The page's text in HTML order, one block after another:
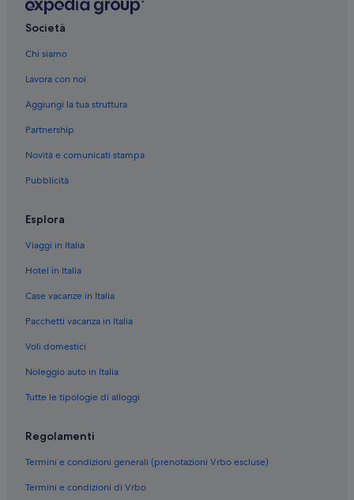
Levo: Guest house
Vezzo: Residence
Vezzo: Agriturismi
Campino: Ostelli
Campino: Ville
Alpino: Ville
Stresa: Lodge
Stresa: Campeggi
Stresa: Ville
Stresa: Case private in affitto
Stresa: Resort
Stresa: Affittacamere
Stresa: B&B
Isola dei Pescatori: B&B
Stazione di Stresa: Residence
Stazione di Stresa: B&B
Società
Chi siamo
Lavora con noi
Aggiungi la tua struttura
Partnership
Novità e comunicati stampa
Pubblicità
Esplora
Viaggi in Italia
Hotel in Italia
Case vacanze in Italia
Pacchetti vacanza in Italia
Voli domestici
Noleggio auto in Italia
Tutte le tipologie di alloggi
Regolamenti
Termini e condizioni generali (prenotazioni Vrbo escluse)
Termini e condizioni di Vrbo